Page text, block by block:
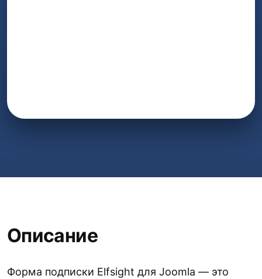
Описание
Форма подписки Elfsight для Joomla — это